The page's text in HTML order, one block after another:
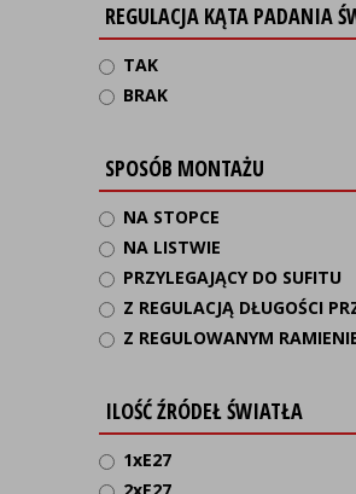
REGULACJA KĄTA PADANIA
TAK
BRAK
SPOSÓB MONTAŻU
NA STOPCE
NA LISTWIE
PRZYLEGAJĄCY DO SUFITU
Z REGULACJĄ DŁUGOŚCI
Z REGULOWANYM
ILOŚĆ ŹRÓDEŁ ŚWIATŁA
1xE27